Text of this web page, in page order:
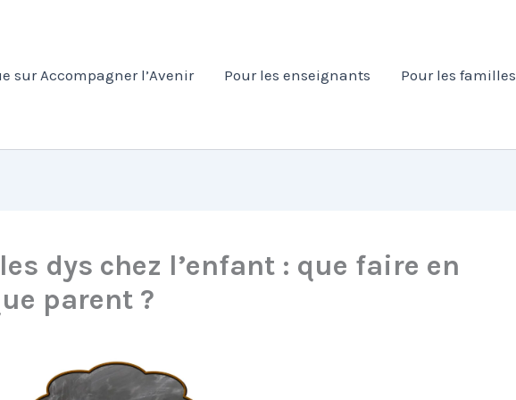
sur Accompagner l’Avenir Pour les enseignants Pour les familles
dys chez l’enfant : que faire en
parent ?